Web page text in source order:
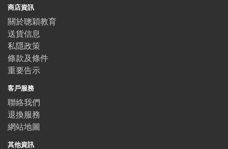
商店資訊
關於聰穎教育
送貨信息
私隱政策
條款及條件
重要告示
客戶服務
聯絡我們
退換服務
網站地圖
其他資訊